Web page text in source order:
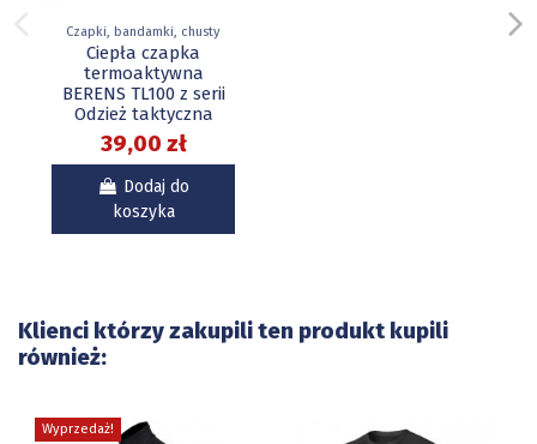
Czapki, bandamki, chusty
Ciepła czapka
termoaktywna
BERENS TL100 z serii
Odzież taktyczna
39,00 zł
Dodaj do
koszyka
Klienci którzy zakupili ten produkt kupili
również:
Wyprzedaż!